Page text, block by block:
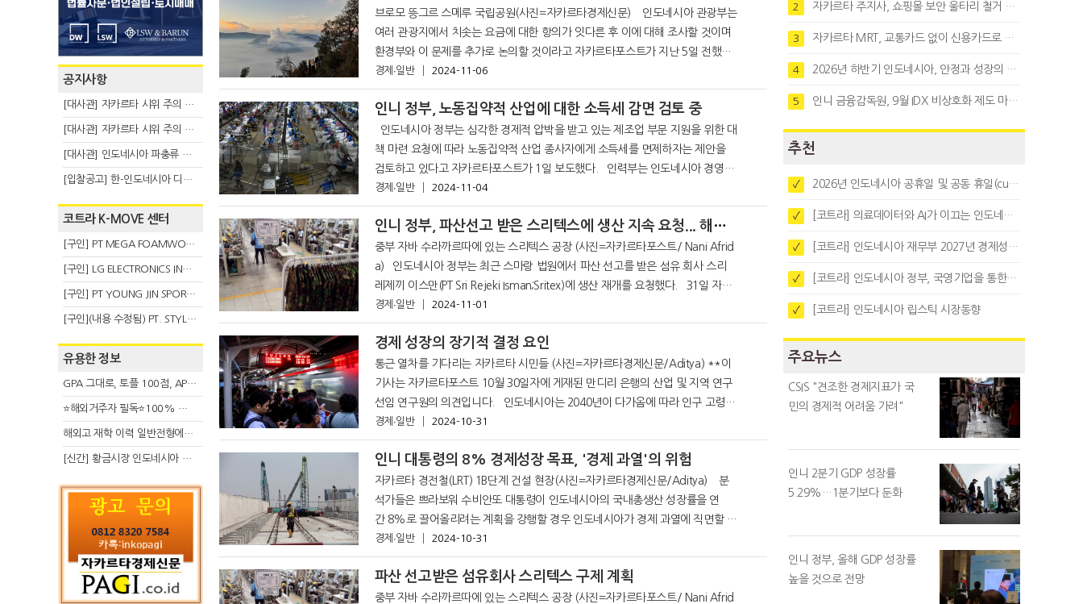
공지사항
[대사관] 자카르타 시위 주의 안내(8.6)
[대사관] 자카르타 시위 주의 안내(8.3)
[대사관] 인도네시아 파충류 불법 반출 주의 (7.29)
[입찰공고] 한-인도네시아 디지털융복합 탈 전시회
코트라 K-MOVE 센터
[구인] PT MEGA FOAMWORKS INDONESIA
[구인] LG ELECTRONICS INDONESIA
[구인] PT YOUNG JIN SPORT INDONESIA
[구인](내용 수정됨) PT. STYLE KOREAN INDONESIA (스타일 코리안 인도네시아)
유용한 정보
GPA 그대로, 토플 100점, AP 막막 — 원인은 하나입니다
⭐해외거주자 필독⭐100% 온라인 마지막 한국어교원 2급 추가모집 (~8/2)
해외고 재학 이력 일반전형에서 분명한 입시 강점 살리는 전략
[신간] 황금시장 인도네시아 슈퍼리치의 성공 수업
브로모 뜽그르 스메루 국립공원(사진=자카르타경제신문) 인도네시아 관광부는
여러 관광지에서 치솟는 요금에 대한 항의가 잇다른 후 이에 대해 조사할 것이며
환경부와 이 문제를 추가로 논의할 것이라고 자카르타포스트가 지난 5일 전했다.
2014년에 도입된 이전 규정을 개정하는 새로운 정부 규정이
경제∙일반 2024-11-06
인니 정부, 노동집약적 산업에 대한 소득세 감면 검토 중
책 마련 요청에 따라 노동집약적 산업 종사자에게 소득세를 면제하자는 제안을
검토하고 있다고 자카르타포스트가 1일 보도했다. 인력부는 인도네시아 경영자
협회(Apindo)로부터 섬유 부문을 포함하여 심각한 침체를 겪고 있는 산업을 돕
기 위
경제∙일반 2024-11-04
인니 정부, 파산선고 받은 스리텍스에 생산 지속 요청... 해고 막겠다
중부 자바 수라까르따에 있는 스리텍스 공장 (사진=자카르타포스트/ Nani Afrid
a) 인도네시아 정부는 최근 스마랑 법원에서 파산 선고를 받은 섬유 회사 스리
레제끼 이스만(PT Sri Rejeki Isman;Sritex)에 생산 재개를 요청했다. 31일 자카
르타포스트에 따르면, 야시에르리 인력부 장관
경제∙일반 2024-11-01
경제 성장의 장기적 결정 요인
통근 열차를 기다리는 자카르타 시민들 (사진=자카르타경제신문/Aditya) **이
기사는 자카르타포스트 10월 30일자에 게재된 만디리 은행의 산업 및 지역 연구
선임 연구원의 의견입니다. 인도네시아는 2040년이 다가옴에 따라 인구 고령화
로 인해 국가 경제와 사회 시스템에 압박을 가할 수 있는 중
경제∙일반 2024-10-31
인니 대통령의 8% 경제성장 목표, '경제 과열'의 위험
자카르타 경전철(LRT) 1B단계 건설 현장(사진=자카르타경제신문/Aditya) 분
석가들은 쁘라보워 수비안또 대통령이 인도네시아의 국내총생산 성장률을 연
간 8%로 끌어올리려는 계획을 강행할 경우 인도네시아가 경제 과열에 직면할 수
있다고 경고했다. 인도네시아는 이러한 생산량 급증을 처리할 능력이 충분하지
경제∙일반 2024-10-31
파산 선고받은 섬유회사 스리텍스 구제 계획
중부 자바 수라까르따에 있는 스리텍스 공장 (사진=자카르타포스트/ Nani Afrid
2 자카르타 주지사, 쇼핑몰 보안 울타리 철거 요청…"치안 문제없다"
3 자카르타 MRT, 교통카드 없이 신용카드로 바로 탄다
4 2026년 하반기 인도네시아, 안정과 성장의 시험대
5 인니 금융감독원, 9월 IDX 비상호화 제도 마련…주식회사 전환 본격화
추천
✓ 2026년 인도네시아 공휴일 및 공동 휴일(cuti bersama)
✓ [코트라] 의료데이터와 AI가 이끄는 인도네시아 디지털 헬스케어 시장 트렌드
✓ [코트라] 인도네시아 재무부 2027년 경제성장 전망 및 목표 발표
✓ [코트라] 인도네시아 정부, 국영기업을 통한 석탄·팜유·합금철 수출 중앙집중화 추진
✓ [코트라] 인도네시아 립스틱 시장동향
주요뉴스
CSIS "견조한 경제지표가 국
민의 경제적 어려움 가려"
인니 2분기 GDP 성장률
5.29%…1분기보다 둔화
인니 정부, 올해 GDP 성장률
높을 것으로 전망